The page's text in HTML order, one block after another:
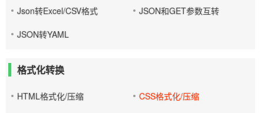
Json转Excel/CSV格式
JSON和GET参数互转
JSON转YAML
格式化转换
HTML格式化/压缩
CSS格式化/压缩